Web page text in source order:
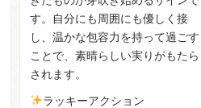
す。自分にも周囲にも優しく接
し、温かな包容力を持って過ごす
ことで、素晴らしい実りがもたら
されます。
ラッキーアクション